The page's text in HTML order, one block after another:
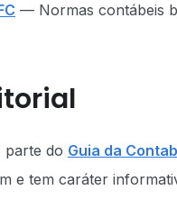
— Normas contábeis
parte do Guia da
e tem caráter